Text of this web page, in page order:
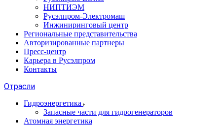
НИПТИЭМ
Русэлпром-Электромаш
Инжиниринговый центр
Региональные представительства
Авторизированные партнеры
Пресс-центр
Карьера в Русэлпром
Контакты
Отрасли
Гидроэнергетика
Запасные части для гидрогенераторов
Атомная энергетика